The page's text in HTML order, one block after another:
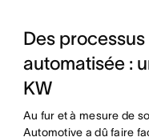
Des processus
automatisée :
KW
Au fur et à mesure de
Automotive a dû faire